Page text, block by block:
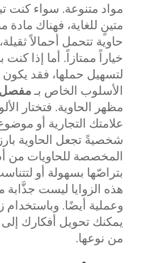
مواد متنوعة. سواء
متينٍ للغاية، فهناك
حاوية تتحمل أحمالاً
خياراً ممتازاً. أما إذا
لتسهيل حملها، فقد يكون
الأسلوب الخاص بـ مفصل
مظهر الحاوية. فتختار
علامتك التجارية أو
شخصيةً تجعل الحاوية
المخصصة للحاويات من
بتراصّها بسهولة أو
هذه الزوايا ليست
وعملية أيضًا. وباستخدام
يمكنك تحويل أفكارك
من نوعها.